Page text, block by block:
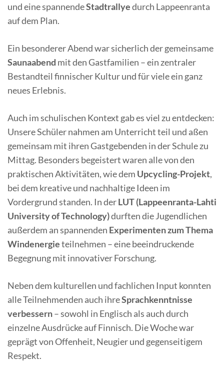
und eine spannendeStadtrallyedurch Lappeenranta
auf dem Plan.
Ein besonderer Abend war sicherlich der gemeinsame
Saunaabend mit den Gastfamilien – ein zentraler
Bestandteil finnischer Kultur und für viele ein ganz
neues Erlebnis.
Auch im schulischen Kontext gab es viel zu entdecken:
Unsere Schüler nahmen am Unterricht teil und aßen
gemeinsam mit ihren Gastgebenden in der Schule zu
Mittag. Besonders begeistert waren alle von den
praktischen Aktivitäten, wie dem Upcycling-Projekt,
bei dem kreative und nachhaltige Ideen im
Vordergrund standen. In derLUT (Lappeenranta-Lahti
University of Technology)durften die Jugendlichen
außerdem an spannenden Experimenten zum Thema
Windenergieteilnehmen – eine beeindruckende
Begegnung mit innovativer Forschung.
Neben dem kulturellen und fachlichen Input konnten
alle Teilnehmenden auch ihreSprachkenntnisse
verbessern– sowohl in Englisch als auch durch
einzelne Ausdrücke auf Finnisch. Die Woche war
geprägt von Offenheit, Neugier und gegenseitigem
Respekt.